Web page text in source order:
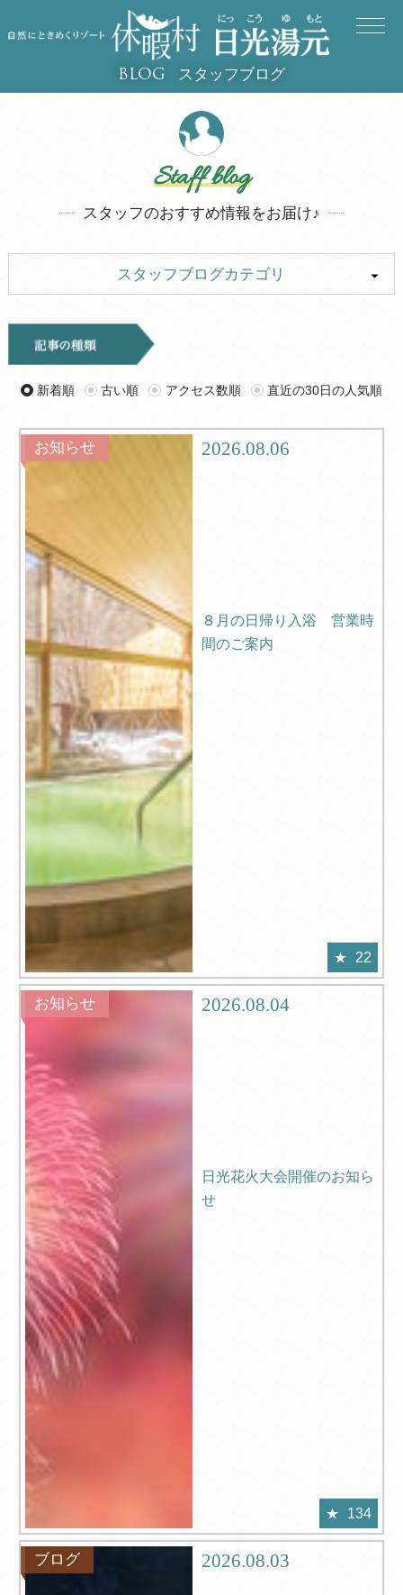
BLOG スタッフブログ
Staff blog
スタッフのおすすめ情報をお届け♪
スタッフブログカテゴリ
お知らせ
ツアー グルメ
観光
新着順 古い順 アクセス数順 直近の30日の人気順
お知らせ 2026.08.06
８月の日帰り入浴 営業時
間のご案内
22
お知らせ 2026.08.04
日光花火大会開催のお知ら
せ
134
ブログ 2026.08.03